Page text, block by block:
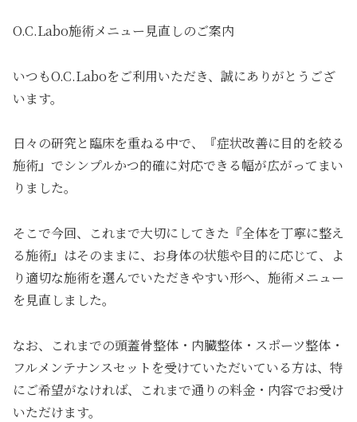
O.C.Labo施術メニュー見直しのご案内
いつもO.C.Laboをご利用いただき、誠にありがとうござ
います。
日々の研究と臨床を重ねる中で、『症状改善に目的を絞る
施術』でシンプルかつ的確に対応できる幅が広がってまい
りました。
そこで今回、これまで大切にしてきた『全体を丁寧に整え
る施術』はそのままに、お身体の状態や目的に応じて、よ
り適切な施術を選んでいただきやすい形へ、施術メニュー
を見直しました。
なお、これまでの頭蓋骨整体・内臓整体・スポーツ整体・
フルメンテナンスセットを受けていただいている方は、特
にご希望がなければ、これまで通りの料金・内容でお受け
いただけます。